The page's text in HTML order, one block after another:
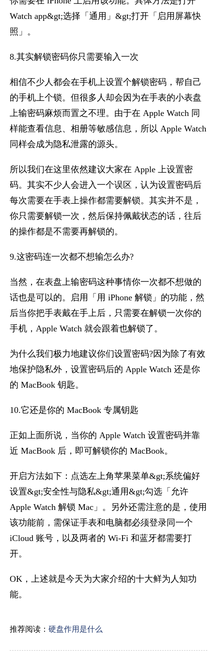
Watch app&gt;选择「通用」&gt;打开「启用屏幕快
照」。
8.其实解锁密码你只需要输入一次
相信不少人都会在手机上设置个解锁密码，帮自己
的手机上个锁。但很多人却会因为在手表的小表盘
上输密码麻烦而置之不理。由于在 Apple Watch 同
样能查看信息、相册等敏感信息，所以 Apple Watch
同样会成为隐私泄露的源头。
所以我们在这里依然建议大家在 Apple 上设置密
码。其实不少人会进入一个误区，认为设置密码后
每次需要在手表上操作都需要解锁。其实并不是，
你只需要解锁一次，然后保持佩戴状态的话，往后
的操作都是不需要再解锁的。
9.这密码连一次都不想输怎么办?
当然，在表盘上输密码这种事情你一次都不想做的
话也是可以的。启用「用 iPhone 解锁」的功能，然
后当你把手表戴在手上后，只需要在解锁一次你的
手机，Apple Watch 就会跟着也解锁了。
为什么我们极力地建议你们设置密码?因为除了有效
地保护隐私外，设置密码后的 Apple Watch 还是你
的 MacBook 钥匙。
10.它还是你的 MacBook 专属钥匙
正如上面所说，当你的 Apple Watch 设置密码并靠
近 MacBook 后，即可解锁你的 MacBook。
开启方法如下：点选左上角苹果菜单&gt;系统偏好
设置&gt;安全性与隐私&gt;通用&gt;勾选「允许
Apple Watch 解锁 Mac」。另外还需注意的是，使用
该功能前，需保证手表和电脑都必须登录同一个
iCloud 账号，以及两者的 Wi-Fi 和蓝牙都需要打
开。
OK，上述就是今天为大家介绍的十大鲜为人知功
能。
推荐阅读： 硬盘作用是什么